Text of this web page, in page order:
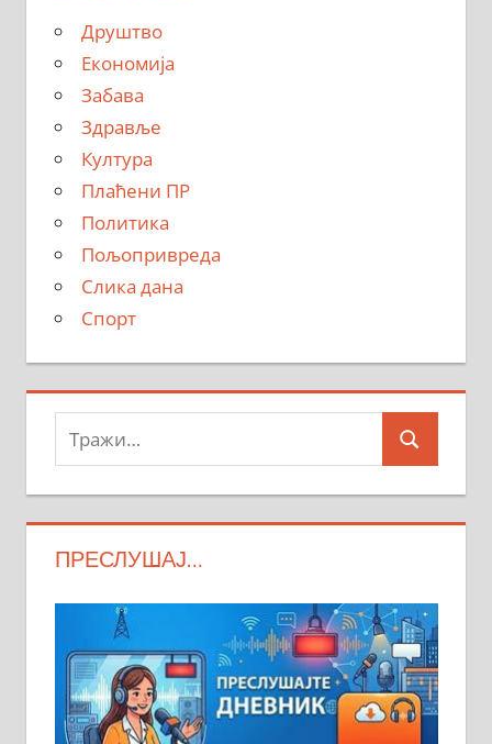
Друштво
Економија
Забава
Здравље
Култура
Плаћени ПР
Политика
Пољопривреда
Слика дана
Спорт
Тражи:
Search
ПРЕСЛУШАЈ…